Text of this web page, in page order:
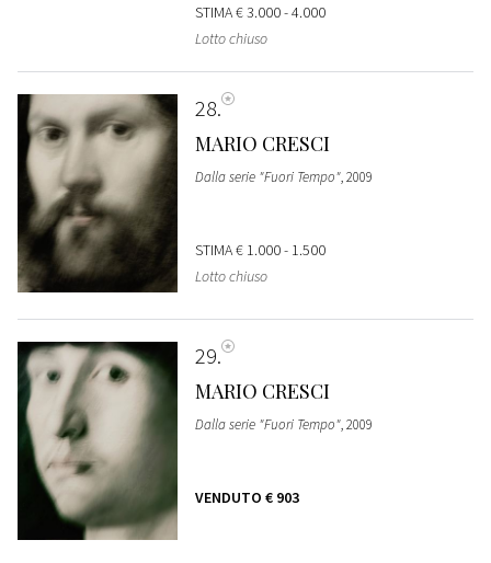
STIMA€ 3.000 - 4.000
Lotto chiuso
28
MARIO CRESCI
Dalla serie "Fuori Tempo", 2009
STIMA€ 1.000 - 1.500
Lotto chiuso
29
MARIO CRESCI
Dalla serie "Fuori Tempo", 2009
VENDUTO € 903